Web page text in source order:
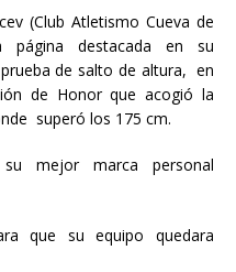
(Club Atletismo Cueva de
página destacada en su
de salto de altura, en
de Honor que acogió la
superó los 175 cm.
mejor marca personal
que su equipo quedara